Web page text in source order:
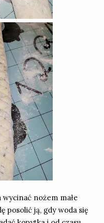
nożem małe
posolić ją, gdy woda się